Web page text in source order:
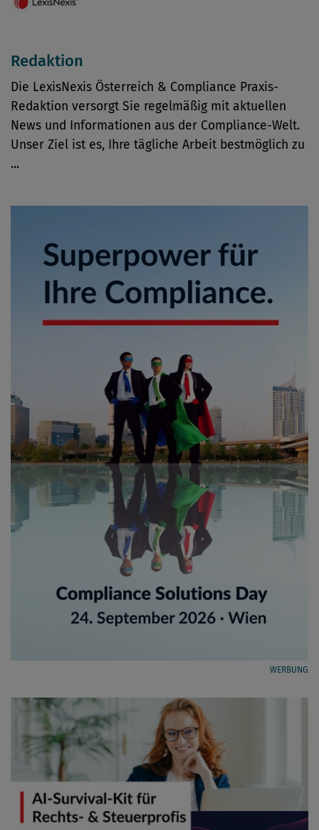
Redaktion
Die LexisNexis Österreich & Compliance Praxis-
Redaktion versorgt Sie regelmäßig mit aktuellen
News und Informationen aus der Compliance-Welt.
Unser Ziel ist es, Ihre tägliche Arbeit bestmöglich zu
...
WERBUNG